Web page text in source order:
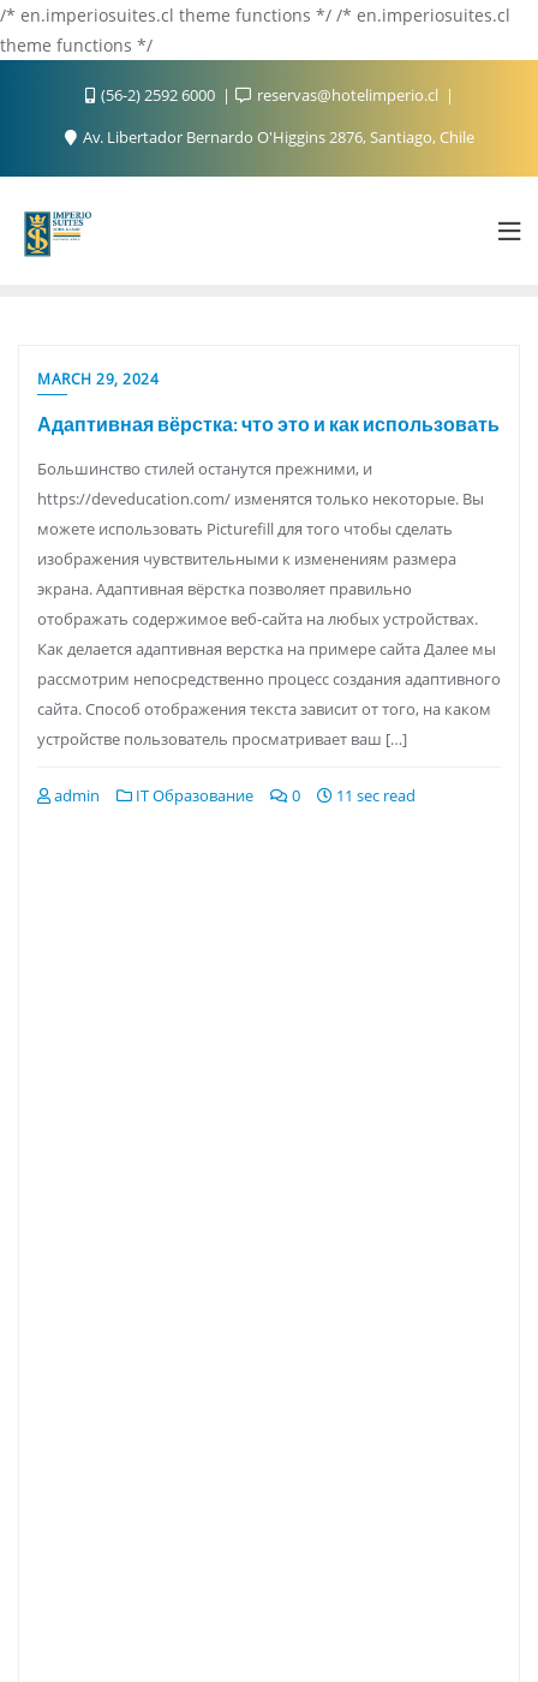
/* en.imperiosuites.cl theme functions */ /* en.imperiosuites.cl
theme functions */
(56-2) 2592 6000
reservas@hotelimperio.cl
Av. Libertador Bernardo O'Higgins 2876, Santiago, Chile
MARCH 29, 2024
Адаптивная вёрстка: что это и как использовать
Большинство стилей останутся прежними, и
https://deveducation.com/ изменятся только некоторые. Вы
можете использовать Picturefill для того чтобы сделать
изображения чувствительными к изменениям размера
экрана. Адаптивная вёрстка позволяет правильно
отображать содержимое веб-сайта на любых устройствах.
Как делается адаптивная верстка на примере сайта Далее мы
рассмотрим непосредственно процесс создания адаптивного
сайта. Способ отображения текста зависит от того, на каком
устройстве пользователь просматривает ваш […]
admin IT Образование 0 11 sec read